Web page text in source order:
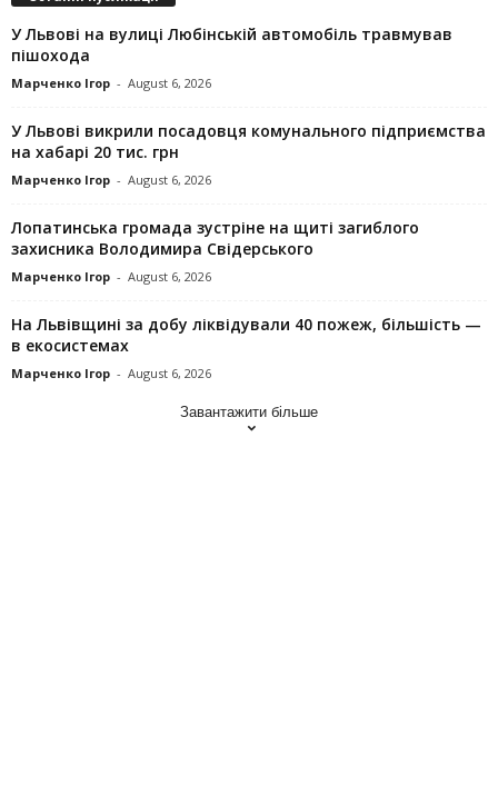
У Львові на вулиці Любінській автомобіль травмував
пішохода
Марченко Ігор - August 6, 2026
У Львові викрили посадовця комунального підприємства
на хабарі 20 тис. грн
Марченко Ігор - August 6, 2026
Лопатинська громада зустріне на щиті загиблого
захисника Володимира Свідерського
Марченко Ігор - August 6, 2026
На Львівщині за добу ліквідували 40 пожеж, більшість —
в екосистемах
Марченко Ігор - August 6, 2026
Завантажити більше